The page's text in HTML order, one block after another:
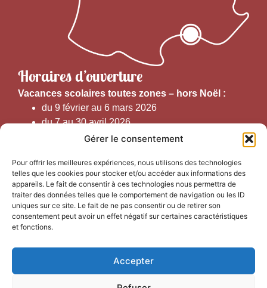
Gérer le consentement
Pour offrir les meilleures expériences, nous utilisons des technologies
telles que les cookies pour stocker et/ou accéder aux informations des
appareils. Le fait de consentir à ces technologies nous permettra de
traiter des données telles que le comportement de navigation ou les ID
uniques sur ce site. Le fait de ne pas consentir ou de retirer son
consentement peut avoir un effet négatif sur certaines caractéristiques
et fonctions.
Accepter
Horaires d’ouverture
Vacances scolaires toutes zones – hors Noël :
du 9 février au 6 mars 2026
du 7 au 30 avril 2026
du 1er juin au 30 septembre 2026
Horaires d’ouverture au public :
Du 1er septembre au 30 juin 2026 (hors juillet et août)
du lundi au vendredi de 9h50 à 12h30 et de
Du 1er juillet au 31 août 2026